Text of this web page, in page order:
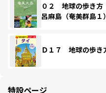
０２ 地球の歩き
呂麻島（奄美群島
Ｄ１７ 地球の歩
特設ページ